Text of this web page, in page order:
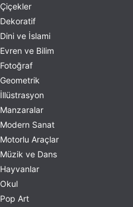
Çiçekler
Dekoratif
Dini ve İslami
Evren ve Bilim
Fotoğraf
Geometrik
İllüstrasyon
Manzaralar
Modern Sanat
Motorlu Araçlar
Müzik ve Dans
Hayvanlar
Okul
Pop Art